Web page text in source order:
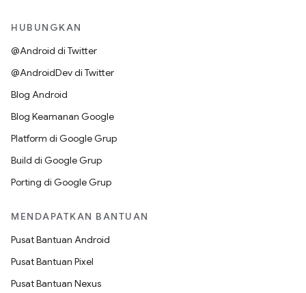
HUBUNGKAN
@Android di Twitter
@AndroidDev di Twitter
Blog Android
Blog Keamanan Google
Platform di Google Grup
Build di Google Grup
Porting di Google Grup
MENDAPATKAN BANTUAN
Pusat Bantuan Android
Pusat Bantuan Pixel
Pusat Bantuan Nexus